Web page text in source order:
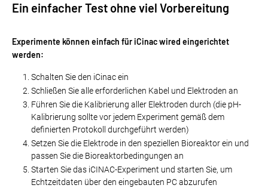
Ein einfacher Test ohne viel Vorbereitung
Experimente können einfach für iCinac wired eingerichtet
werden:
Schalten Sie den iCinac ein
Schließen Sie alle erforderlichen Kabel und Elektroden an
Führen Sie die Kalibrierung aller Elektroden durch (die pH-
Kalibrierung sollte vor jedem Experiment gemäß dem
definierten Protokoll durchgeführt werden)
Setzen Sie die Elektrode in den speziellen Bioreaktor ein und
passen Sie die Bioreaktorbedingungen an
Starten Sie das iCINAC-Experiment und starten Sie, um
Echtzeitdaten über den eingebauten PC abzurufen